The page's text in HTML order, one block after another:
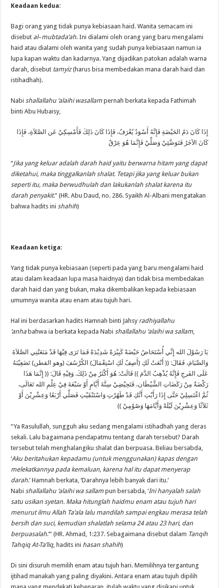
Keadaan kedua:
Bagi orang yang tidak punya kebiasaan haid. Wanita semacam ini
disebut al–mubtada’ah. Ini dialami oleh orang yang baru mengalami
haid atau dialami oleh wanita yang sudah punya kebiasaan namun ia
lupa kapan waktu dan kadarnya. Yang dijadikan patokan adalah warna
darah, disebut tamyiz(harus bisa membedakan mana darah haid dan
istihadhah).
Nabi shallallahu ‘alaihi wasallampernah berkata kepada Fathimah
binti Abu Hubaisy,
إِذَا كَانَ دَمُ الحَيْضَةِ فَإِنَّهُ أَسْوَدُ يُعْرَفُ، فَإِذَا كَانَ ذَلِكَ فَأَمْسِكِيْ عَن الصَّلاَةِ، فَإِذَا
كَانَ الآخَرُ فَتَوَضَّئِيْ وَصَلِّيْ فَإِنَّمَا هُوَ عِرْقٌ
“Jika yang keluar adalah darah haid yaitu berwarna hitam yang dapat
diketahui, maka tinggalkanlah shalat. Tetapi jika yang keluar bukan
seperti itu, maka berwudhulah dan lakukanlah shalat karena itu
darah penyakit.” (HR. Abu Daud, no. 286. Syaikh Al-Albani mengatakan
bahwa hadits ini shahih)
Keadaan ketiga:
Yang tidak punya kebiasaan (seperti pada yang baru mengalami haid
atau dalam keadaan lupa masa haidnya) dan tidak bisa membedakan
darah haid dan yang bukan, maka dikembalikan kepada kebiasaan
umumnya wanita atau enam atau tujuh hari.
Hal ini berdasarkan hadits Hamnah binti Jahsy radhiyallahu
‘anha bahwa ia berkata kepada Nabi shallallahu ‘alaihi wa sallam
يَا رَسُوْلَ الله إِنِّي أُسْتَحَاضُ حَيْضَةً كَبِيْرَةً شَدِيْدَةً فَمَا تَرَى فِيْهَا قَدْ مَنَعَتْنِي الصَّلاَةَ
وَالصِّيَامَ، فَقَالَ: (( أَنْعَتُ لَكِ (أَصِفُ لَكِ اسْتِعْمَالَ) الكُرْسُفَ (وهو القطن) تَضَعِيْنَهُ
عَلَى الفَرجِ فَإِنَّهُ يُذْهِبُ الدَّمَ )) قَالَتْ: هُوَ أَكْثَرُ مِنْ ذَلِكَ. وَفِيْهِ قَالَ: (( إِنَّمَا هَذَا
رَكْضَةٌ مِنْ رَكَضَاتِ الشَّيْطَان، فَتَحِيْضِيْ سِتَّةَ أَيَّامٍ أَوْ سَبْعَةَ فِيْ عِلْمِ الله تَعَالَى،
ثُمَّ اغْتَسِلِيْ حَتَّى إِذَا رَأَيْتِ أَنَّكِ قَدْ طَهُرْتِ وَاسْتَنْقَيْتِ فَصَلِّي أَرْبَعًا وَعِشْرِيْنَ أَوْ
ثَلاَثًا وَعِشْرِيْنَ لَيْلَةً وَأَيَّامَهَا وَصُوْمِيْ ))
“Ya Rasulullah, sungguh aku sedang mengalami istihadhah yang deras
sekali. Lalu bagaimana pendapatmu tentang darah tersebut? Darah
tersebut telah menghalangiku shalat dan berpuasa. Beliau bersabda,
‘Aku beritahukan kepadamu (untuk menggunakan) kapas dengan
melekatkannya pada kemaluan, karena hal itu dapat menyerap
darah.’ Hamnah berkata, ‘Darahnya lebih banyak dari itu.’
Nabi shallallahu ‘alaihi wa sallampun bersabda, ‘Ini hanyalah salah
satu usikan syetan. Maka hitunglah haidmu enam atau tujuh hari
menurut ilmu Allah Ta’ala lalu mandilah sampai engkau merasa telah
bersih dan suci, kemudian shalatlah selama 24 atau 23 hari, dan
berpuasalah.’” (HR. Ahmad, 1:237. Sebagaimana disebut dalam Tanqih
Tahqiq At-Ta’liq, hadits ini hasan shahih)
Di sini disuruh memilih enam atau tujuh hari. Memilihnya tergantung
ijtihad manakah yang paling diyakini. Antara enam atau tujuh dipilih